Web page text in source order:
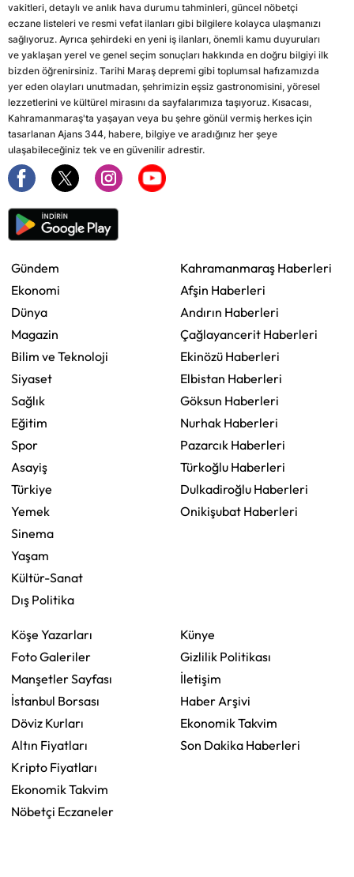
vakitleri, detaylı ve anlık hava durumu tahminleri, güncel nöbetçi
eczane listeleri ve resmi vefat ilanları gibi bilgilere kolayca ulaşmanızı
sağlıyoruz. Ayrıca şehirdeki en yeni iş ilanları, önemli kamu duyuruları
ve yaklaşan yerel ve genel seçim sonuçları hakkında en doğru bilgiyi ilk
bizden öğrenirsiniz. Tarihi Maraş depremi gibi toplumsal hafızamızda
yer eden olayları unutmadan, şehrimizin eşsiz gastronomisini, yöresel
lezzetlerini ve kültürel mirasını da sayfalarımıza taşıyoruz. Kısacası,
Kahramanmaraş'ta yaşayan veya bu şehre gönül vermiş herkes için
tasarlanan Ajans 344, habere, bilgiye ve aradığınız her şeye
ulaşabileceğiniz tek ve en güvenilir adrestir.
Gündem
Ekonomi
Dünya
Magazin
Bilim ve Teknoloji
Siyaset
Sağlık
Eğitim
Spor
Asayiş
Türkiye
Yemek
Sinema
Yaşam
Kültür-Sanat
Dış Politika
Kahramanmaraş Haberleri
Afşin Haberleri
Andırın Haberleri
Çağlayancerit Haberleri
Ekinözü Haberleri
Elbistan Haberleri
Göksun Haberleri
Nurhak Haberleri
Pazarcık Haberleri
Türkoğlu Haberleri
Dulkadiroğlu Haberleri
Onikişubat Haberleri
Köşe Yazarları
Foto Galeriler
Manşetler Sayfası
İstanbul Borsası
Döviz Kurları
Altın Fiyatları
Kripto Fiyatları
Ekonomik Takvim
Nöbetçi Eczaneler
Künye
Gizlilik Politikası
İletişim
Haber Arşivi
Ekonomik Takvim
Son Dakika Haberleri